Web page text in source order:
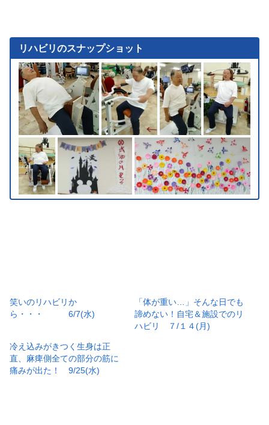
リハビリのスナップショット
笑いのリハビリか
ら・・・ 6/7(水)
「体が重い…」そんな日でも
諦めない！自宅＆施設でのリ
ハビリ ７/１４(月)
冷え込みがきつく生身は正
直、麻痺側全ての部分の筋に
痛みが出た！ 9/25(水)